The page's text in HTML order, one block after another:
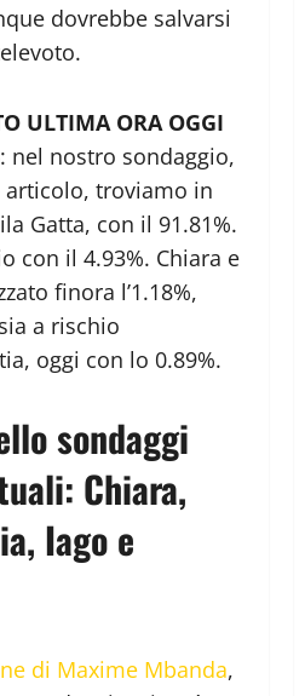
dovrebbe salvarsi
ULTIMA ORA OGGI
: nel nostro sondaggio,
articolo, troviamo in
Gatta, con il 91.81%.
con il 4.93%. Chiara e
finora l’1.18%,
a rischio
oggi con lo 0.89%.
sondaggi
Chiara,
Iago e
di Maxime Mbanda,